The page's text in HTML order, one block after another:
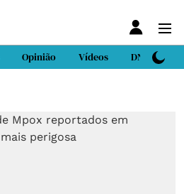
Opinião Vídeos DN Sport